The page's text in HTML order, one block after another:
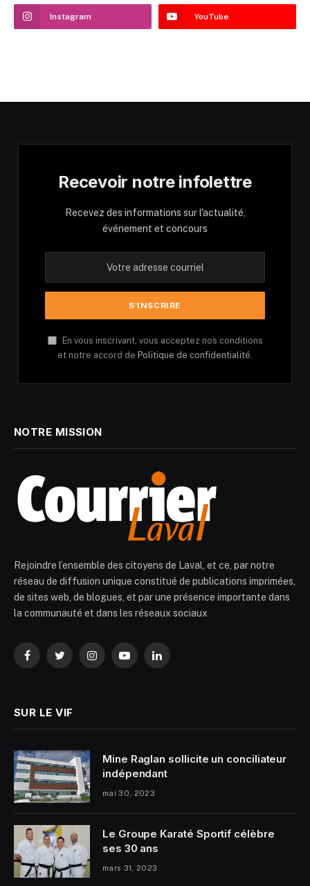
Instagram YouTube
Recevoir notre infolettre
Recevez des informations sur l'actualité,
événement et concours
En vous inscrivant, vous acceptez nos conditions
et notre accord de Politique de confidentialité.
NOTRE MISSION
Rejoindre l’ensemble des citoyens de Laval, et ce, par notre
réseau de diffusion unique constitué de publications imprimées,
de sites web, de blogues, et par une présence importante dans
la communauté et dans les réseaux sociaux
FacebookTwitterInstagramYouTubeLinkedIn
SUR LE VIF
Mine Raglan sollicite un conciliateur
indépendant
mai 30, 2023
Le Groupe Karaté Sportif célèbre
ses 30 ans
mars 31, 2023